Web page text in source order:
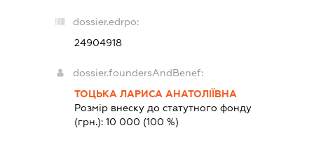
dossier.edrpo:
24904918
dossier.foundersAndBenef:
ТОЦЬКА ЛАРИСА АНАТОЛІЇВНА
Розмір внеску до статутного фонду
(грн.):10 000 (100 %)